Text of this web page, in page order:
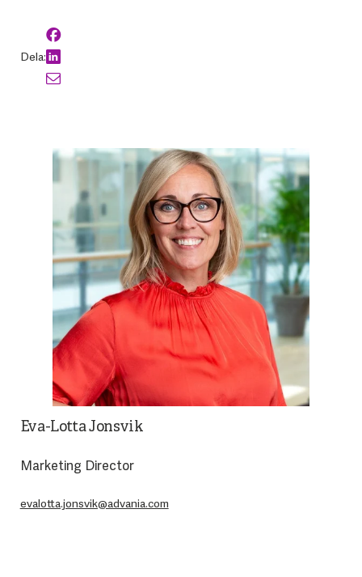
Dela:
Eva-Lotta Jonsvik
Marketing Director
evalotta.jonsvik@advania.com